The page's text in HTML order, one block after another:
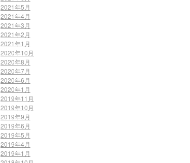
2021年5月
2021年4月
2021年3月
2021年2月
2021年1月
2020年10月
2020年8月
2020年7月
2020年6月
2020年1月
2019年11月
2019年10月
2019年9月
2019年6月
2019年5月
2019年4月
2019年1月